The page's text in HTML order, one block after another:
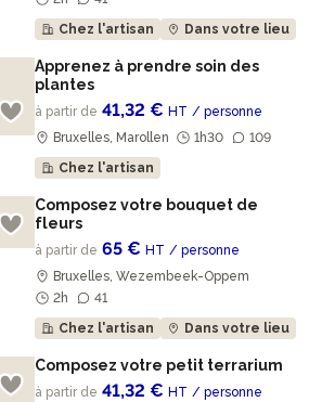
Chez l'artisan
Dans votre lieu
Apprenez à prendre soin des
plantes
à partir de 41,32 €HT / personne
Bruxelles, Marollen
1h30
109
Chez l'artisan
Composez votre bouquet de
fleurs
à partir de 65 €HT / personne
Bruxelles, Wezembeek-Oppem
2h
41
Chez l'artisan
Dans votre lieu
Composez votre petit terrarium
à partir de 41,32 €HT / personne